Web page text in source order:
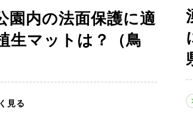
園内の法面保護に適
生マットは？（鳥
見る